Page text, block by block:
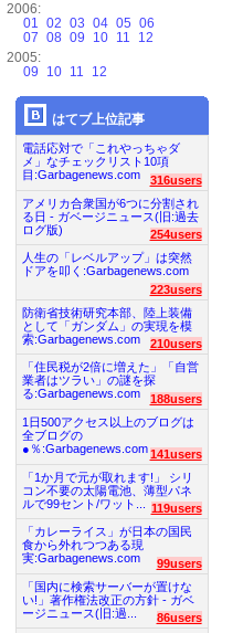
2006:
01 02 03 04 05 06
07 08 09 10 11
12
2005:
09
10 11 12
はてブ上位記事
電話応対で「これやっちゃダ
メ」なチェックリスト10項
目:Garbagenews.com
316users
アメリカ合衆国が6つに分割され
る日 - ガベージニュース(旧:過去
ログ版)
254users
人生の「レベルアップ」は突然
ドアを叩く:Garbagenews.com
223users
防衛省技術研究本部、陸上装備
として「ガンダム」の実現を模
索:Garbagenews.com
210users
「住民税が2倍に増えた」「自営
業者はツラい」の謎を探
る:Garbagenews.com
188users
1日500アクセス以上のブログは
全ブログの
●％:Garbagenews.com 141users
「1か月で元が取れます!」 シリ
コン不要の太陽電池、薄型パネ
ルで99セント/ワット...
119users
「カレーライス」が日本の国民
食から外れつつある現
実:Garbagenews.com
99users
「国内に検索サーバーが置けな
い!」著作権法改正の方針 - ガベ
ージニュース(旧:過...
86users